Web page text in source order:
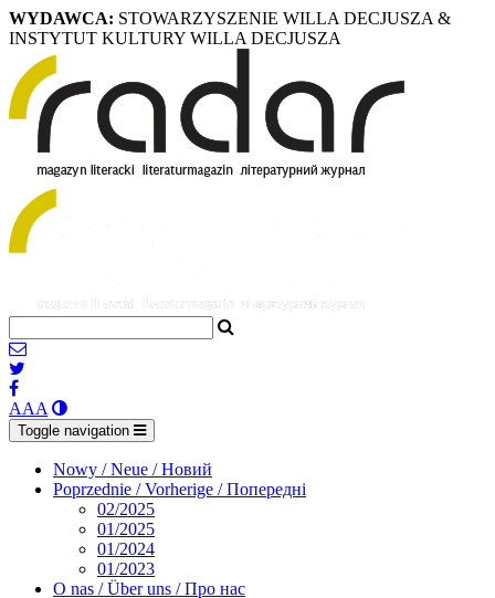
WYDAWCA: STOWARZYSZENIE WILLA DECJUSZA &
INSTYTUT KULTURY WILLA DECJUSZA
AAA
Toggle navigation
Nowy / Neue / Новий
Poprzednie / Vorherige / Попередні
02/2025
01/2025
01/2024
01/2023
O nas / Über uns / Про нас